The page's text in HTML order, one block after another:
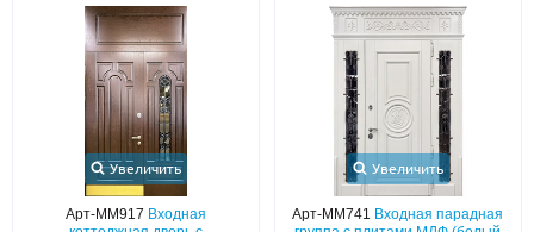
Увеличить
Арт-ММ917 Входная
Увеличить
Арт-ММ741 Входная парадная